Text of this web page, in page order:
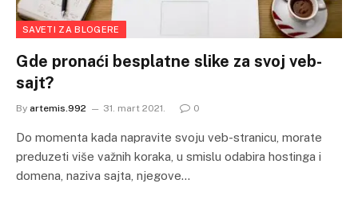
SAVETI ZA BLOGERE
Gde pronaći besplatne slike za svoj veb-
sajt?
By artemis.992 31. mart 2021. 0
Do momenta kada napravite svoju veb-stranicu, morate
preduzeti više važnih koraka, u smislu odabira hostinga i
domena, naziva sajta, njegove…